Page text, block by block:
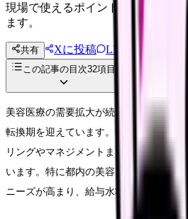
現場で使えるポイントを、同僚や
ます。
共有 Xに投稿 LINE
この記事の目次32項目
美容医療の需要拡大が続く2025年、東
転換期を迎えています。従来の施術サ
リングやマネジメントまで、求められ
います。特に都内の美容クリニックで
ニーズが高まり、給与水準も上昇傾向に